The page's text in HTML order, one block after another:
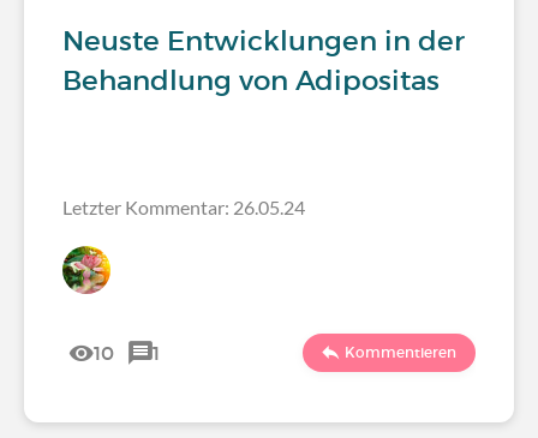
Neuste Entwicklungen in der
Behandlung von Adipositas
Letzter Kommentar: 26.05.24
10 1 Kommentieren